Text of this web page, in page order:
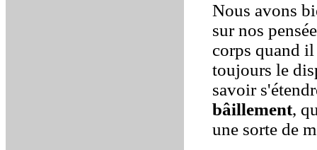
Nous avons
sur nos
corps quand
toujours le
savoir
bâillement,
une sorte de